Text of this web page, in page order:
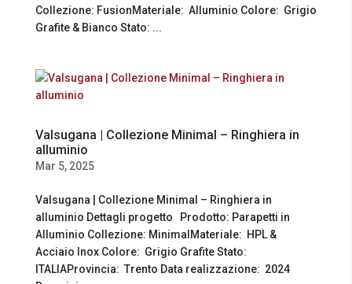
Collezione: FusionMateriale: Alluminio Colore: Grigio
Grafite & Bianco Stato: ...
Valsugana | Collezione Minimal – Ringhiera in
alluminio
Mar 5, 2025
Valsugana | Collezione Minimal – Ringhiera in
alluminio Dettagli progetto Prodotto: Parapetti in
Alluminio Collezione: MinimalMateriale: HPL &
Acciaio Inox Colore: Grigio Grafite Stato:
ITALIAProvincia: Trento Data realizzazione: 2024